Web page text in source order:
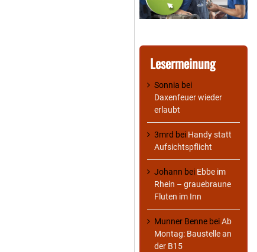
Lesermeinung
Sonnia bei
Daxenfeuer wieder
erlaubt
3mrd bei Handy statt
Aufsichtspflicht
Johann bei Ebbe im
Rhein – grauebraune
Fluten im Inn
Munner Benne beiAb
Montag: Baustelle an
der B15